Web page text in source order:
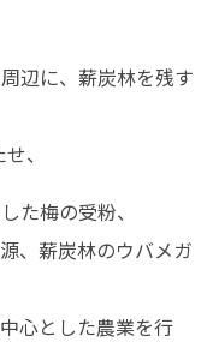
辺に、薪炭林を残す
、
た梅の受粉、
、薪炭林のウバメガ
心とした農業を行